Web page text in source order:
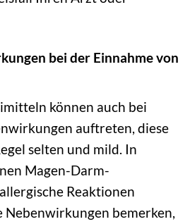
bei der Einnahme von
können auch bei
auftreten, diese
selten und mild. In
Magen-Darm-
Reaktionen
Nebenwirkungen bemerken,